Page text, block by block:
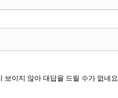
이지 않아 대답을 드릴 수가 없네요